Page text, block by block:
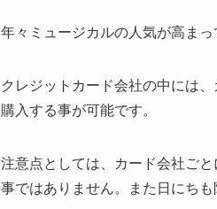
年々ミュージカルの人気が高ま
クレジットカード会社の中には
購入する事が可能です。
注意点としては、カード会社ご
事ではありません。また日にちも